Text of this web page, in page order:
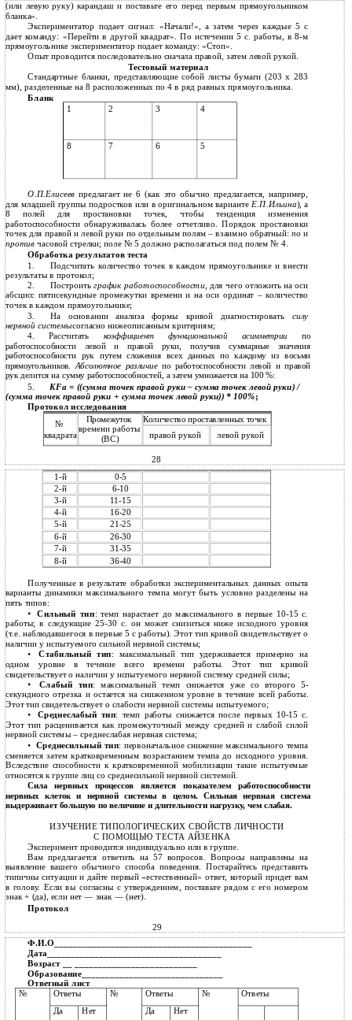
(или левую руку) карандаш и поставьте его перед первым прямоугольником
бланка».
Экспериментатор подает сигнал: «Начали!», а затем через каждые 5 с
дает команду: «Перейти в другой квадрат». По истечении 5 с. работы, в 8-м
прямоугольнике экспериментатор подает команду: «Стоп».
Опыт проводится последовательно сначала правой, затем левой рукой.
Тестовый материал
Стандартные бланки, представляющие собой листы бумаги (203 х 283
мм), разделенные на 8 расположенных по 4 в ряд равных прямоугольника.
Бланк
1
2 3 4
8 7 6 5
О.П.Елисеевпредлагает не 6 (как это обычно предлагается, например,
для младшей группы подростков или в оригинальном варианте Е.П.Ильина), а
8 полей для простановки точек, чтобы тенденция изменения
работоспособности обнаруживалась более отчетливо. Порядок простановки
точек для правой и левой руки по отдельным полям – взаимно обратный:пои
противчасовой стрелки; поле № 5 должно располагаться под полем № 4.
Обработка результатов теста
1.
Подсчитать количество точек в каждом прямоугольнике и внести
результаты в протокол;
2.
Построитьграфик работоспособности, для чего отложить на оси
абсцисс пятисекундные промежутки времени и на оси ординат – количество
точек в каждом прямоугольнике;
3.
На основании анализа формы кривой диагностировать силу
нервной системысогласно нижеописанным критериям;
4. Рассчитать коэффициент функциональной асимметрии по
работоспособности левой и правой руки, получив суммарные значения
работоспособности рук путем сложения всех данных по каждому из восьми
прямоугольников.Абсолютное различие по работоспособности левой и правой
рук делится на сумму работоспособностей, а затем умножается на 100 %:
5. KFa = ((сумма точек правой руки – сумма точек левой руки) /
(сумма точек правой руки + сумма точек левой руки)) * 100%;
Протокол исследования
№
Промежуток Количество проставленных точек
времени работы
квадрата правой рукой левой рукой
(ВС)
28
1-й
0-5
2-й
6-10
3-й
11-15
4-й
16-20
5-й
21-25
6-й
26-30
7-й
31-35
8-й
36-40
Полученные в результате обработки экспериментальных данных опыта
варианты динамики максимального темпа могут быть условно разделены на
пять типов:
Сильный тип: темп нарастает до максимального в первые 10-15 с.
работы; в следующие 25-30 с. он может снизиться ниже исходного уровня
(т.е. наблюдавшегося в первые 5 с работы). Этот тип кривой свидетельствует о
наличии у испытуемого сильной нервной системы;
Стабильный тип: максимальный тип удерживается примерно на
одном уровне в течение всего времени работы. Этот тип кривой
свидетельствует о наличии у испытуемого нервной систему средней силы;
Слабый тип: максимальный темп снижается уже со второго 5-
секундного отрезка и остается на сниженном уровне в течение всей работы.
Этот тип свидетельствует о слабости нервной системы испытуемого;
Среднеслабый тип: темп работы снижается после первых 10-15 с.
Этот тип расценивается как промежуточный между средней и слабой силой
нервной системы – среднеслабая нервная система;
Среднесильный тип: первоначальное снижение максимального темпа
сменяется затем кратковременным возрастанием темпа до исходного уровня.
Вследствие способности к кратковременной мобилизации такие испытуемые
относятся к группе лиц со среднесильной нервной системой.
Сила нервных процессов является показателем работоспособности
нервных клеток и нервной системы в целом. Сильная нервная система
выдерживает большую по величине и длительности нагрузку, чем слабая.
ИЗУЧЕНИЕ ТИПОЛОГИЧЕСКИХ СВОЙСТВ ЛИЧНОСТИ
С ПОМОЩЬЮ ТЕСТА АЙЗЕНКА
Эксперимент проводится индивидуально или в группе.
Вам предлагается ответить на 57 вопросов. Вопросы направлены на
выявление вашего обычного способа поведения. Постарайтесь представить
типичны ситуации и дайте первый «естественный» ответ, который придет вам
в голову. Если вы согласны с утверждением, поставьте рядом с его номером
знак + (да), если нет — знак — (нет).
Протокол
29
Ф.И.О__________________________________________
Дата_____________________________________
Возраст __ __________________________
Образование______________________________
Ответный лист
№
Ответы № Ответы № Ответы
Да Нет Да Нет